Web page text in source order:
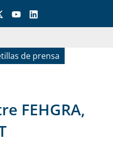
de prensa
FEHGRA,